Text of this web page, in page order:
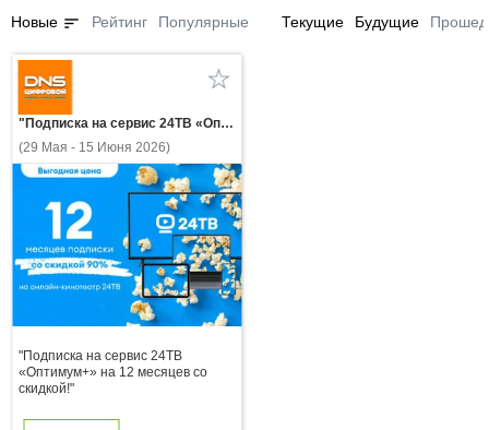
Новые sort Рейтинг Популярные Текущие Будущие
"Подписка на сервис 24ТВ «Оптимум+» на 12 месяцев со скидкой!"
(29 Мая - 15 Июня 2026)
"Подписка на сервис 24ТВ
«Оптимум+» на 12 месяцев со
скидкой!"